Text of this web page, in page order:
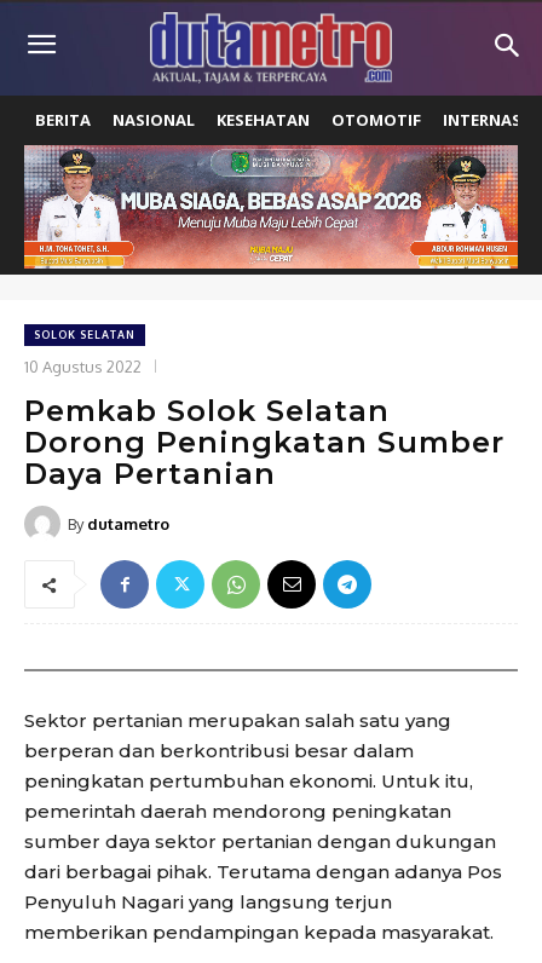
BERITA NASIONAL KESEHATAN OTOMOTIF
SOLOK SELATAN
10 Agustus 2022
Pemkab Solok Selatan
Dorong Peningkatan Sumber
Daya Pertanian
By dutametro
Sektor pertanian merupakan salah satu yang
berperan dan berkontribusi besar dalam
peningkatan pertumbuhan ekonomi. Untuk itu,
pemerintah daerah mendorong peningkatan
sumber daya sektor pertanian dengan dukungan
dari berbagai pihak. Terutama dengan adanya Pos
Penyuluh Nagari yang langsung terjun
memberikan pendampingan kepada masyarakat.